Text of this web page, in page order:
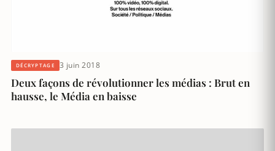
DÉCRYPTAGE 3 juin 2018
Deux façons de révolutionner les médias : Brut en
hausse, le Média en baisse